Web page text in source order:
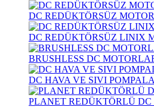
DC REDÜKTÖRSÜZ
DC REDÜKTÖRSÜZ LINIX
BRUSHLESS DC
DC HAVA VE SIVI
PLANET REDÜKTÖRLÜ DC